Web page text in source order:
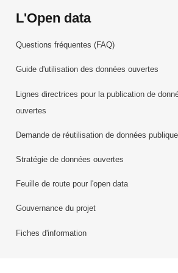
L'Open data
Questions fréquentes (FAQ)
Guide d'utilisation des données ouvertes
Lignes directrices pour la publication de
ouvertes
Demande de réutilisation de données
Stratégie de données ouvertes
Feuille de route pour l'open data
Gouvernance du projet
Fiches d'information